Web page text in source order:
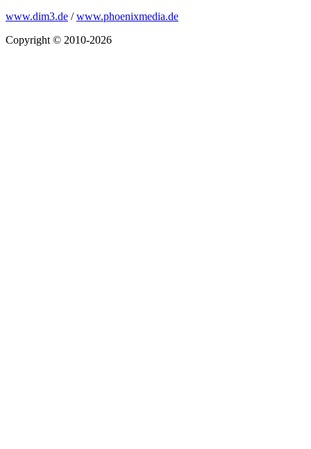
www.dim3.de /www.phoenixmedia.de
Copyright © 2010-2026